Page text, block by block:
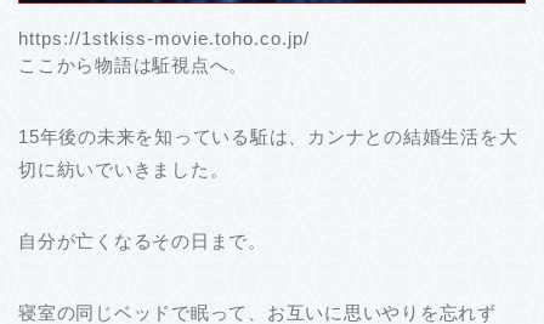
https://1stkiss-movie.toho.co.jp/
ここから物語は駈視点へ。
15年後の未来を知っている駈は、カンナとの結婚生活を大
切に紡いでいきました。
自分が亡くなるその日まで。
寝室の同じベッドで眠って、お互いに思いやりを忘れず